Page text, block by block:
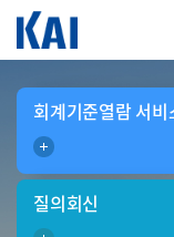
회계기준열람 서비
질의회신